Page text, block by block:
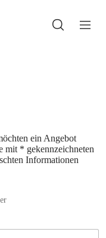
ein Angebot
mit * gekennzeichneten
Informationen